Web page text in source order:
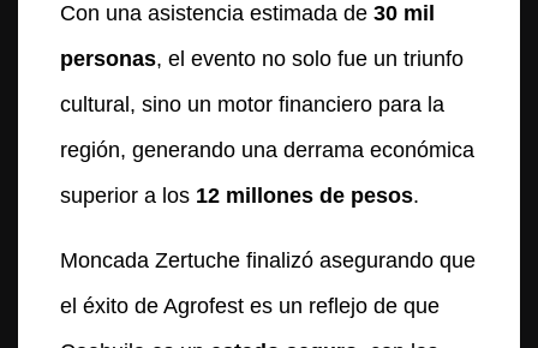
Con una asistencia estimada de 30 mil
personas, el evento no solo fue un triunfo
cultural, sino un motor financiero para la
región, generando una derrama económica
superior a los 12 millones de pesos.
Moncada Zertuche finalizó asegurando que
el éxito de Agrofest es un reflejo de que